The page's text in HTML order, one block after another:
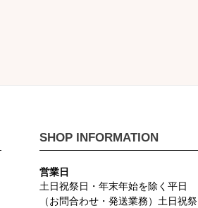
SHOP INFORMATION
営業日
土日祝祭日・年末年始を除く平日
（お問合わせ・発送業務）土日祝祭